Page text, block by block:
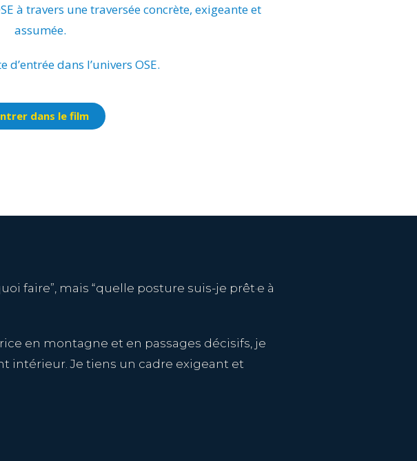
à travers une traversée concrète, exigeante et
assumée.
d’entrée dans l’univers OSE.
dans le film
faire”, mais “quelle posture suis-je prêt·e à
en montagne et en passages décisifs, je
intérieur. Je tiens un cadre exigeant et